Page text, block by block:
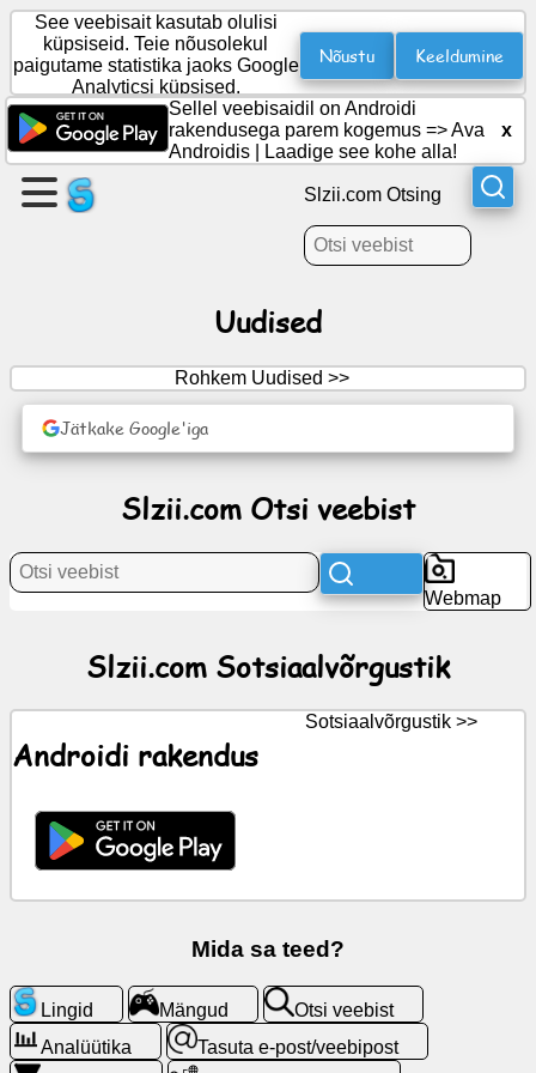
Looge
leht
Loo
grupp
Meelelahutus
Wiki
Kontaktid
Mängud
Tasuta
e-
See veebisait kasutab olulisi
küpsiseid. Teie nõusolekul
paigutame statistika jaoks Google
Analyticsi küpsised.
Nõustu Keeldumine
Sellel veebisaidil on Androidi
rakendusega parem kogemus =>Ava
Androidis
Laadige see kohe alla!
x
Slzii.com Otsing
Uudised
Rohkem Uudised >>
Jätkake Google'iga
Slzii.com Otsi veebist
Webmap
Slzii.com Sotsiaalvõrgustik
Androidi rakendus
Sotsiaalvõrgustik >>
Mida sa teed?
Lingid Mängud
Otsi veebist
Analüütika
Tasuta e-post/veebipost